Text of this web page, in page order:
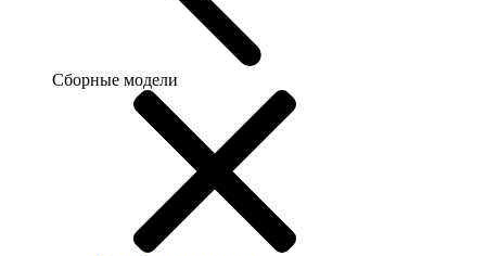
Сборные модели